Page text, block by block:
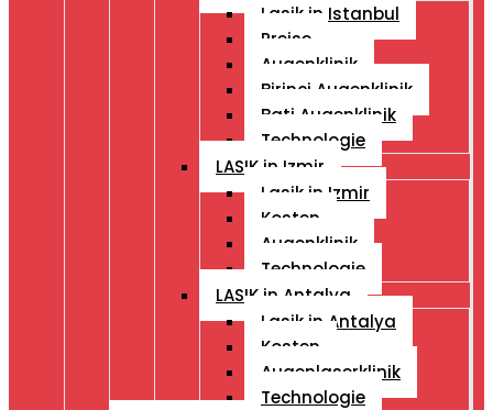
Lasik in Istanbul
Preise
Augenklinik
Birinci Augenklinik
Bati Augenklinik
Technologie
LASIK in Izmir
Lasik in Izmir
Kosten
Augenklinik
Technologie
LASIK in Antalya
Lasik in Antalya
Kosten
Augenlaserklinik
Technologie